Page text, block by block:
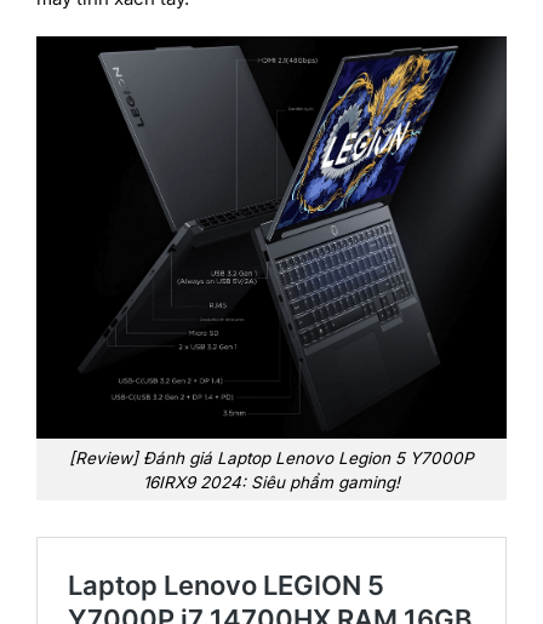
[Review] Đánh giá Laptop Lenovo Legion 5 Y7000P
16IRX9 2024: Siêu phẩm gaming!